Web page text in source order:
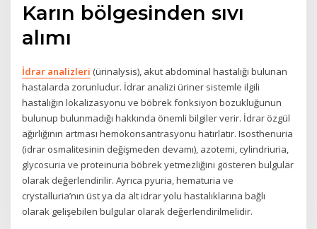
Karın bölgesinden sıvı
alımı
İdrar analizleri (ürinalysis), akut abdominal hastalığı bulunan
hastalarda zorunludur. İdrar analizi üriner sistemle ilgili
hastalığın lokalizasyonu ve böbrek fonksiyon bozukluğunun
bulunup bulunmadığı hakkında önemli bilgiler verir. İdrar özgül
ağırlığının artması hemokonsantrasyonu hatırlatır. Isosthenuria
(idrar osmalitesinin değişmeden devamı), azotemi, cylindriuria,
glycosuria ve proteinuria böbrek yetmezliğini gösteren bulgular
olarak değerlendirilir. Ayrıca pyuria, hematuria ve
crystalluria’nın üst ya da alt idrar yolu hastalıklarına bağlı
olarak gelişebilen bulgular olarak değerlendirilmelidir.